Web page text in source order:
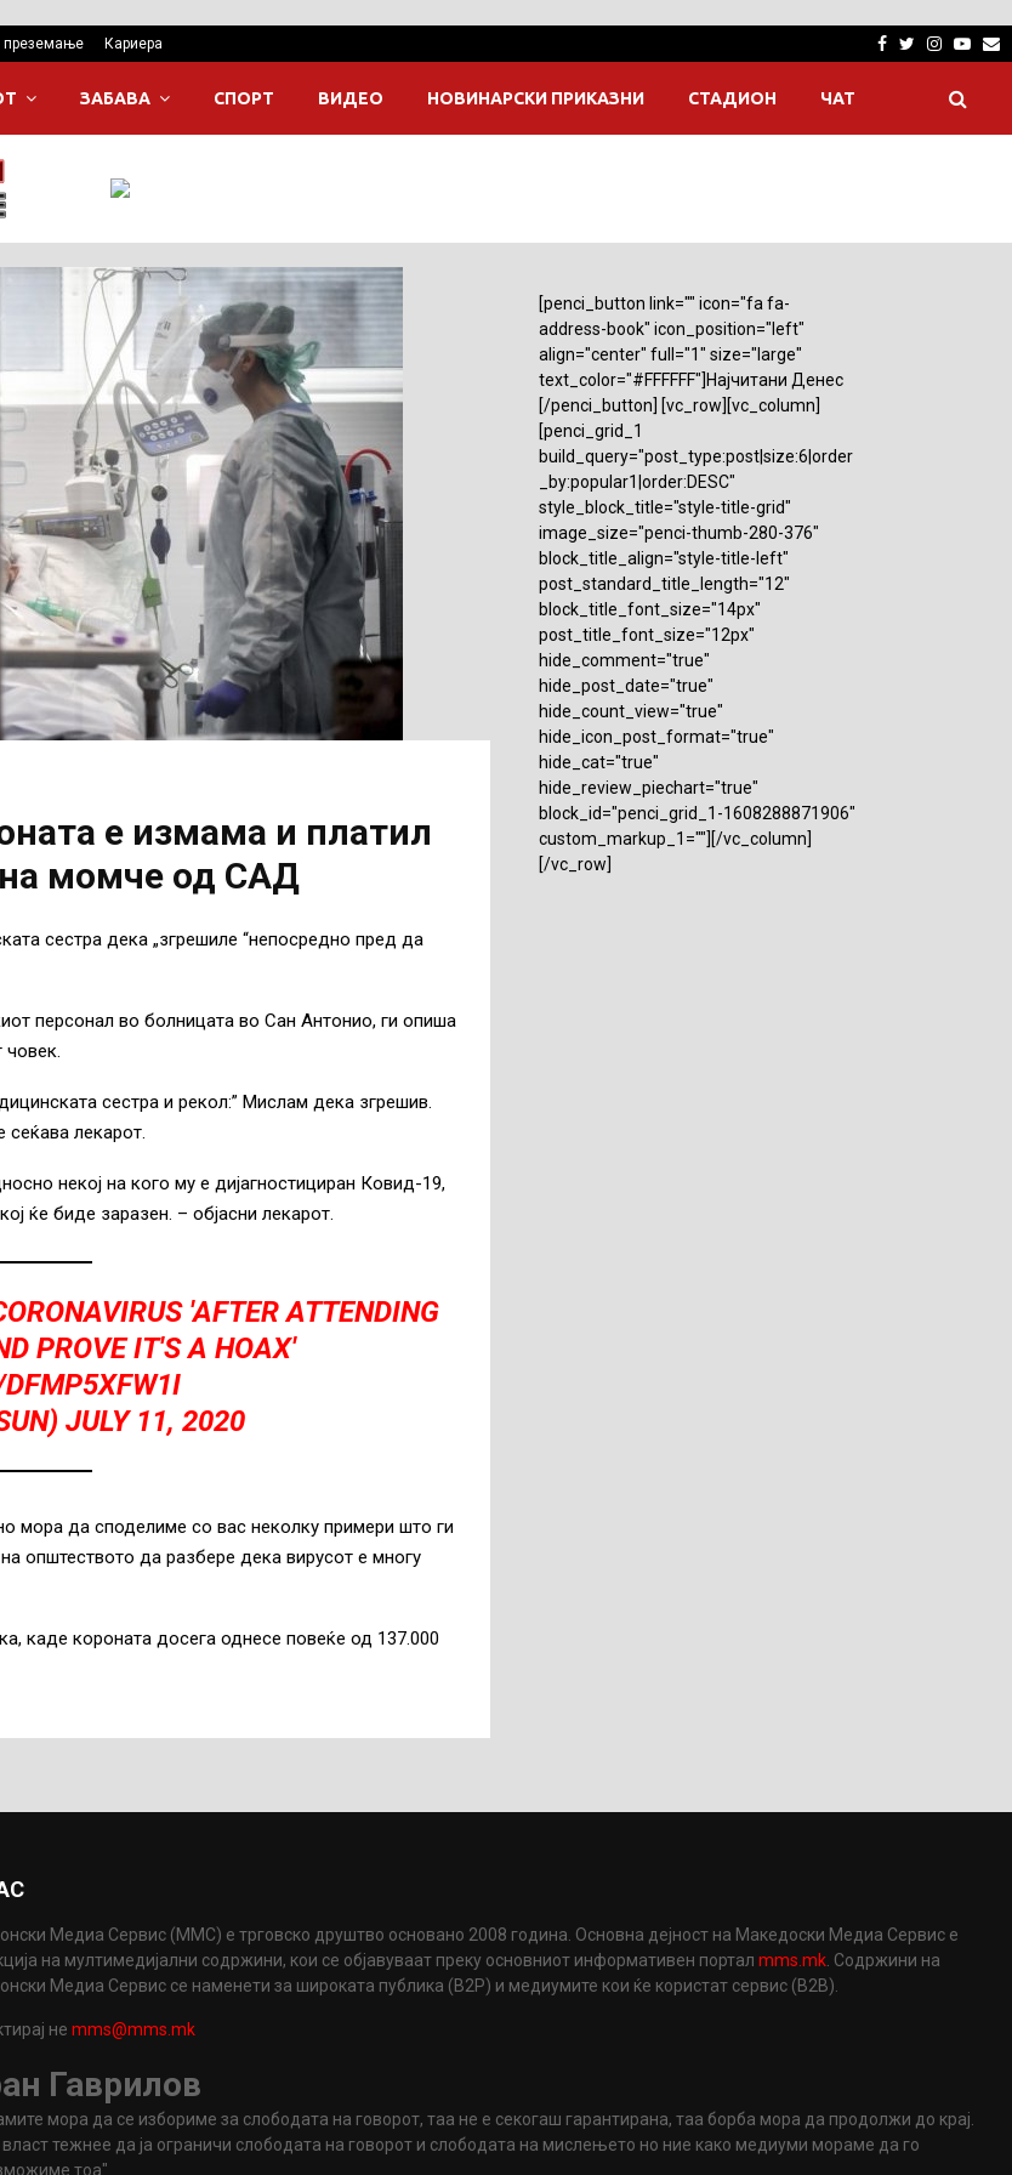
преземање Кариера Facebook
Twitter
ЗАБАВА СПОРТ ВИДЕО НОВИНАРСКИ ПРИКАЗНИ СТАДИОН ЧАТ
е измама и платил
момче од САД
сестра дека „згрешиле “непосредно пред да
персонал во болницата во Сан Антонио, ги опиша
сестра и рекол:” Мислам дека згрешив.
сеќава лекарот.
некој на кого му е дијагностициран Ковид-19,
ќе биде заразен. – објасни лекарот.
'AFTER ATTENDING
PROVE IT'S A HOAX'
JULY 11, 2020
мора да споделиме со вас неколку примери што ги
општеството да разбере дека вирусот е многу
каде короната досега однесе повеќе од 137.000
[penci_button link="" icon="fa fa-
address-book" icon_position="left"
align="center" full="1" size="large"
text_color="#FFFFFF"]Најчитани Денес
[/penci_button] [vc_row][vc_column]
[penci_grid_1
build_query="post_type:post|size:6|order
_by:popular1|order:DESC"
style_block_title="style-title-grid"
image_size="penci-thumb-280-376"
block_title_align="style-title-left"
post_standard_title_length="12"
block_title_font_size="14px"
post_title_font_size="12px"
hide_comment="true"
hide_post_date="true"
hide_count_view="true"
hide_icon_post_format="true"
hide_cat="true"
hide_review_piechart="true"
block_id="penci_grid_1-1608288871906"
custom_markup_1=""][/vc_column]
[/vc_row]
Медиа Сервис (ММС) е трговско друштво основано 2008 година. Основна дејност на Македоски Медиа Сервис е
на мултимедијални содржини, кои се објавуваат преку основниот информативен порталmms.mk. Содржини на
Медиа Сервис се наменети за широката публика (B2P) и медиумите кои ќе користат сервис (B2B).
неmms@mms.mk
Гаврилов
мора да се избориме за слободата на говорот, таа не е секогаш гарантирана, таа борба мора да продолжи до крај.
власт тежнее да ја ограничи слободата на говорот и слободата на мислењето но ние како медиуми мораме да го
тоа"